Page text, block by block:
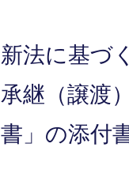
新法に基づ
承継（譲渡
書」の添付